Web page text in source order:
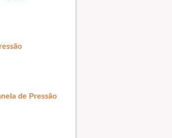
de Pressão